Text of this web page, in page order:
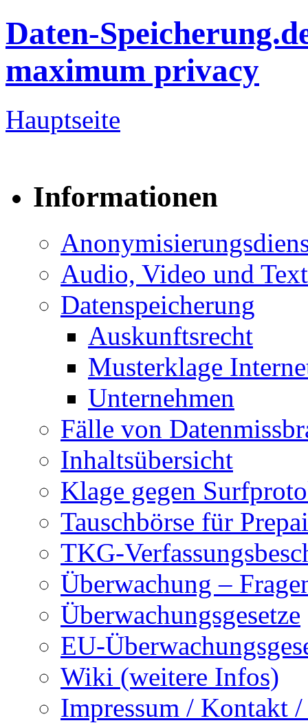
Daten-
maximum privacy
Hauptseite
Informationen
Audio, Video und Text
Datenspeicherung
Auskunftsrecht
Musterklage
Unternehmen
Fälle von
Inhaltsübersicht
Klage gegen
Tauschbörse für
TKG-
Überwachung –
Überwachungsgesetze
EU-
Wiki (weitere Infos)
Impressum / Kontakt